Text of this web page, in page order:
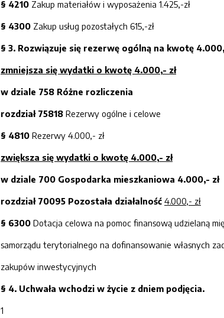
§ 4210 Zakup materiałów i wyposażenia 1.425,-zł
§ 4300 Zakup usług pozostałych 615,-zł
§ 3. Rozwiązuje się rezerwę ogólną na kwotę 4.000,
zmniejsza się wydatki o kwotę 4.000,- zł
w dziale 758 Różne rozliczenia
rozdział 75818 Rezerwy ogólne i celowe
§ 4810 Rezerwy 4.000,- zł
zwiększa się wydatki o kwotę 4.000,- zł
w dziale 700 Gospodarka mieszkaniowa 4.000,- zł
rozdział 70095 Pozostała działalność 4.000,- zł
§ 6300 Dotacja celowa na pomoc finansową udzielaną
samorządu terytorialnego na dofinansowanie własnych
zakupów inwestycyjnych
§ 4. Uchwała wchodzi w życie z dniem podjęcia.
1